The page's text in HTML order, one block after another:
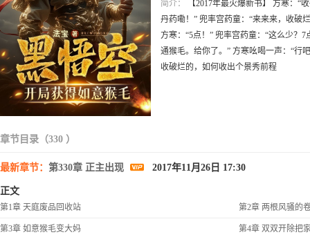
简介：
【2017年最火爆新书】 方寒：
丹药嘞！” 兜率宫药童：“来来来，收破
方寒：“5点！” 兜率宫药童：“这么少？
通猴毛。给你了。” 方寒吆喝一声：“行
收破烂的，如何收出个景秀前程
章节目录（330 ）
最新章节： 第330章 正主出现 2017年11月26日 17:30
正文
第1章 天庭废品回收站 第2章 两根风骚的
第3章 如意猴毛变大妈 第4章 双双开除把